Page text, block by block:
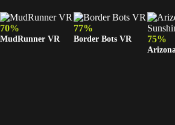
70%
MudRunner VR
77%
Border Bots VR 75%